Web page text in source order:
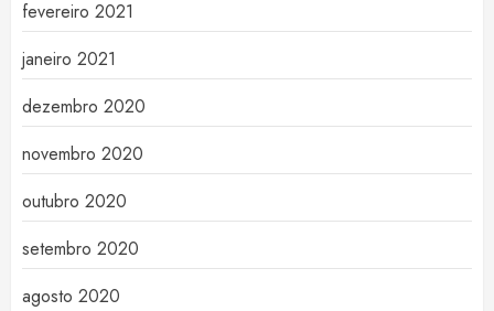
fevereiro 2021
janeiro 2021
dezembro 2020
novembro 2020
outubro 2020
setembro 2020
agosto 2020